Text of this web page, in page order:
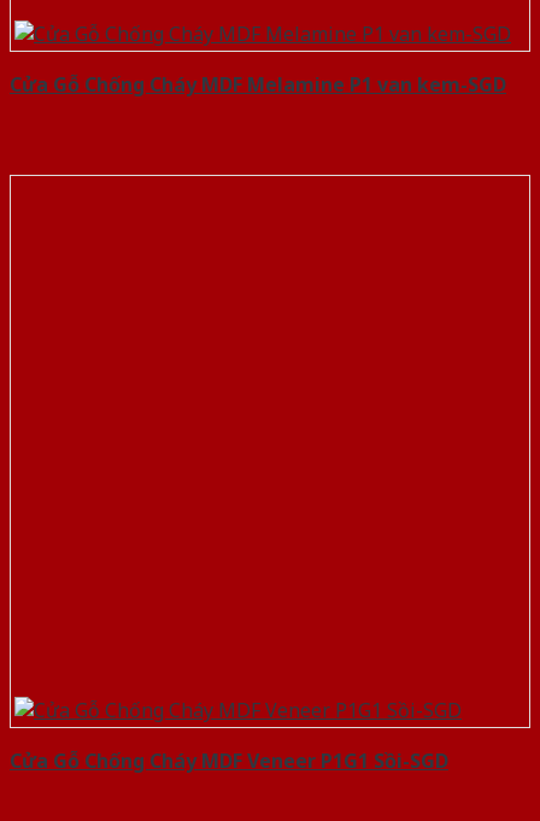
Cửa Gỗ Chống Cháy MDF Melamine P1 van kem-SGD
Cửa Gỗ Chống Cháy MDF Veneer P1G1 Sồi-SGD